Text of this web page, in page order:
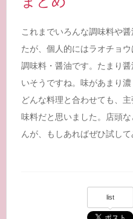
これまでいろんな調味料や
たが、個人的にはラオチョ
調味料・醤油です。たまり
いそうですね。味があまり
どんな料理と合わせても、
味料だと思いました。店頭
んが、もしあればぜひ試して
list